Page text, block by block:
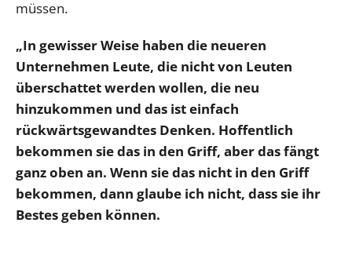
müssen.
„In gewisser Weise haben die neueren
Unternehmen Leute, die nicht von Leuten
überschattet werden wollen, die neu
hinzukommen und das ist einfach
rückwärtsgewandtes Denken. Hoffentlich
bekommen sie das in den Griff, aber das fängt
ganz oben an. Wenn sie das nicht in den Griff
bekommen, dann glaube ich nicht, dass sie ihr
Bestes geben können.